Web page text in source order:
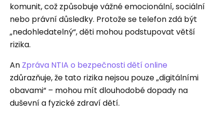
komunit, což způsobuje vážné emocionální, sociální
nebo právní důsledky. Protože se telefon zdá být
„nedohledatelný“, děti mohou podstupovat větší
rizika.
An Zpráva NTIA o bezpečnosti dětí online
zdůrazňuje, že tato rizika nejsou pouze „digitálními
obavami“ – mohou mít dlouhodobé dopady na
duševní a fyzické zdraví dětí.